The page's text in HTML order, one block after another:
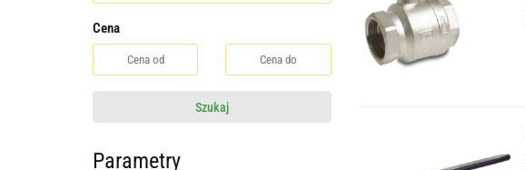
Cena
Szukaj
Parametry